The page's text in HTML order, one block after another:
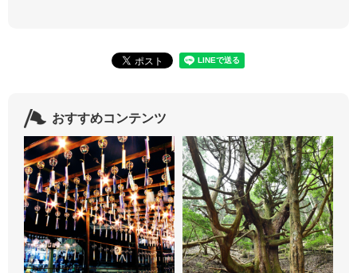
おすすめコンテンツ